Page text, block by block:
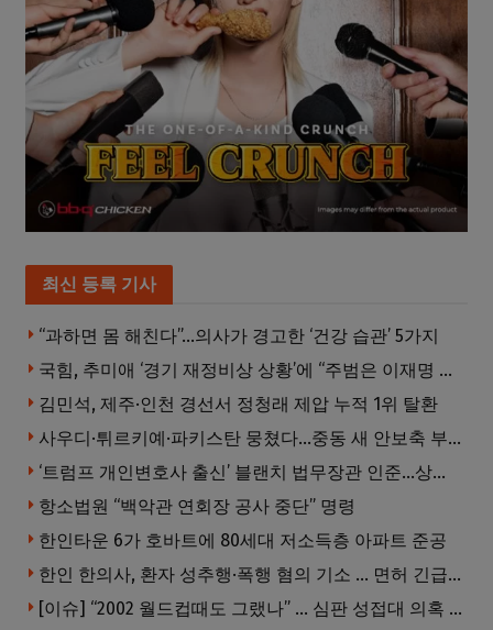
최신 등록 기사
“과하면 몸 해친다”…의사가 경고한 ‘건강 습관’ 5가지
국힘, 추미애 ‘경기 재정비상 상황’에 “주범은 이재명 전 지사”
김민석, 제주·인천 경선서 정청래 제압 누적 1위 탈환
사우디·튀르키예·파키스탄 뭉쳤다…중동 새 안보축 부상하나
‘트럼프 개인변호사 출신’ 블랜치 법무장관 인준…상원 50대49 가결
항소법원 “백악관 연회장 공사 중단” 명령
한인타운 6가 호바트에 80세대 저소득층 아파트 준공
한인 한의사, 환자 성추행·폭행 혐의 기소 … 면허 긴급정지
[이슈] “2002 월드컵때도 그랬나” … 심판 성접대 의혹 해외로 일파만파, 4강 신화까지 불똥